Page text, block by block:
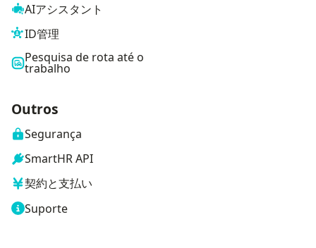
AIアシスタント
ID管理
Pesquisa de rota até o
trabalho
Outros
Segurança
SmartHR API
契約と支払い
Suporte